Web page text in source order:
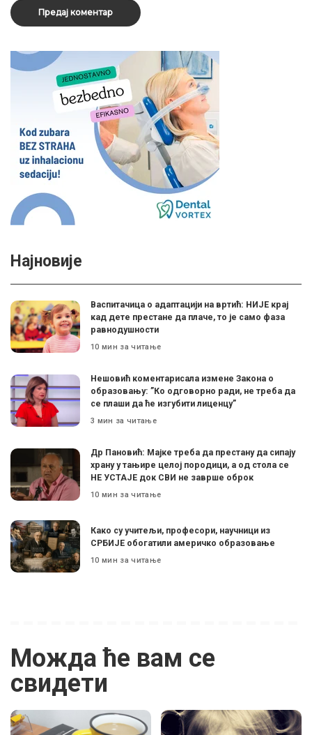
Најновије
Васпитачица о адаптацији на вртић: НИЈЕ крај
кад дете престане да плаче, то је само фаза
равнодушности
10 мин за читање
Нешовић коментарисала измене Закона о
образовању: ”Ко одговорно ради, не треба да
се плаши да ће изгубити лиценцу”
3 мин за читање
Др Пановић: Мајке треба да престану да сипају
храну у тањире целој породици, а од стола се
НЕ УСТАЈЕ док СВИ не заврше оброк
10 мин за читање
Како су учитељи, професори, научници из
СРБИЈЕ обогатили америчко образовање
10 мин за читање
Можда ће вам се
свидети